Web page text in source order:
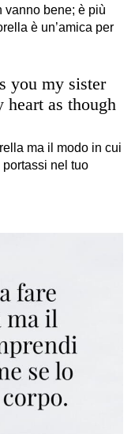
vanno bene; è più
è un’amica per
you my sister
heart as though
ma il modo in cui
nel tuo